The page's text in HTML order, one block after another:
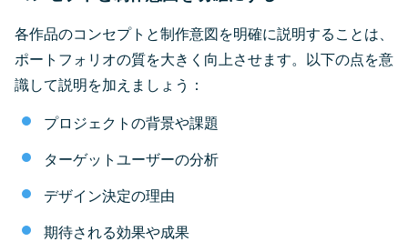
各作品のコンセプトと制作意図を明確に説明することは、
ポートフォリオの質を大きく向上させます。以下の点を意
識して説明を加えましょう：
プロジェクトの背景や課題
ターゲットユーザーの分析
デザイン決定の理由
期待される効果や成果